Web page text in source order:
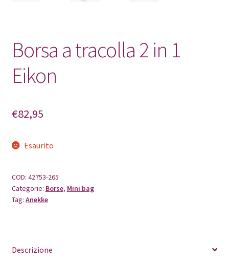
Borsa a tracolla 2 in 1
Eikon
€82,95
Esaurito
COD: 42753-265
Categorie: Borse, Mini bag
Tag: Anekke
Descrizione